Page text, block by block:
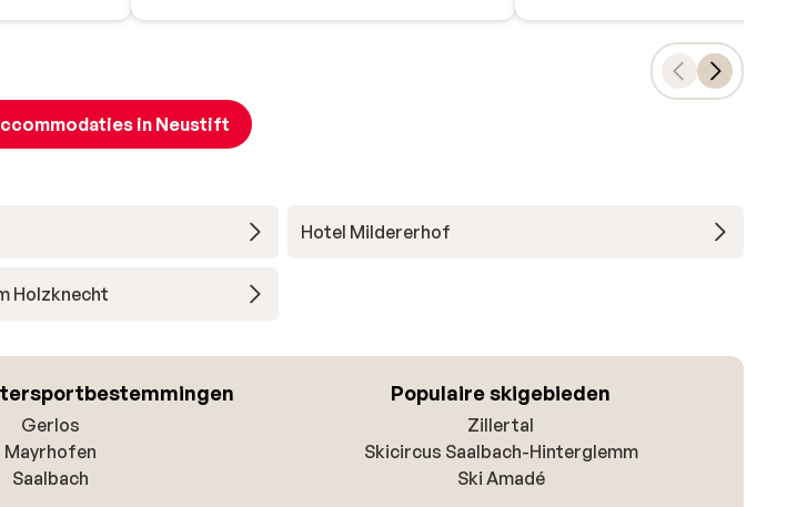
in Neustift
Hotel Mildererhof
Holzknecht
Gerlos
Mayrhofen
Saalbach
Populaire skigebieden
Zillertal
Skicircus Saalbach-Hinterglemm
Ski Amadé